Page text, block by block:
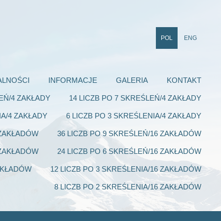
INFORMACJE GALERIA KONTAKT
4 ZAKŁADY 14 LICZB PO 7 SKREŚLEŃ/4 ZAKŁADY
4 ZAKŁADY 6 LICZB PO 3 SKREŚLENIA/4 ZAKŁADY
36 LICZB PO 9 SKREŚLEŃ/16 ZAKŁADÓW
24 LICZB PO 6 SKREŚLEŃ/16 ZAKŁADÓW
12 LICZB PO 3 SKREŚLENIA/16 ZAKŁADÓW
8 LICZB PO 2 SKREŚLENIA/16 ZAKŁADÓW
POL ENG